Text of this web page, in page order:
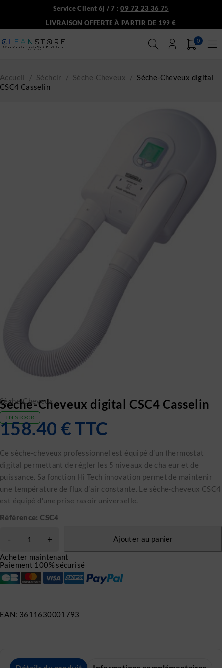
Service Client 6j / 7 :09 72 23 36 75
LIVRAISON OFFERTE À PARTIR DE 199 €
0
Accueil / Séchoir / Sèche-Cheveux / Sèche-Cheveux digital
CSC4 Casselin
Sèche-Cheveux
Sèche-Cheveux digital CSC4 Casselin
EN STOCK
158.40 €TTC
Ce sèche-cheveux professionnel est équipé d’un thermostat
digital permettant de régler les 5 niveaux de chaleur et de
puissance. Sa fonction Hi Tech innovation permet de maintenir
une température de flux d’air constante. Le sèche-cheveux CSC4
est équipé d’une prise rasoir universelle.
Référence: CSC4
Ajouter au panier
Acheter maintenant
Paiement 100% sécurisé
EAN: 3611630001793